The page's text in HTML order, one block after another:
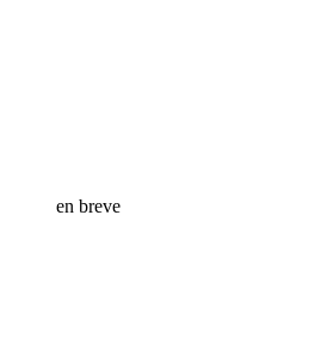
en breve